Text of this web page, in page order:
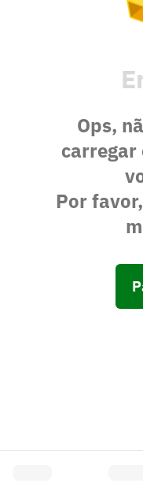
Ops,
carregar
Por